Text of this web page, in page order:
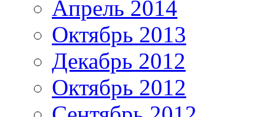
Апрель 2014
Октябрь 2013
Декабрь 2012
Октябрь 2012